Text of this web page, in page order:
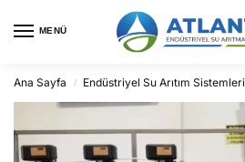
MENÜ
Ana Sayfa / Endüstriyel Su Arıtım Sistemleri